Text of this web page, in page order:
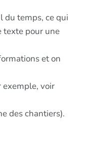
du temps, ce qui
texte pour une
et on
exemple, voir
des chantiers).